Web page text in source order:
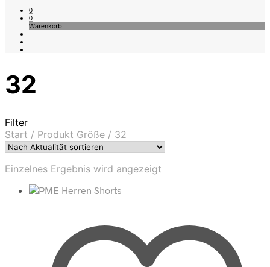
0
0
Warenkorb
32
Filter
Start / Produkt Größe / 32
Einzelnes Ergebnis wird angezeigt